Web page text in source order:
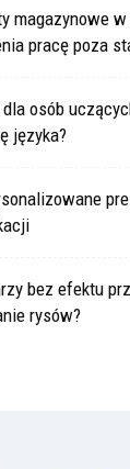
magazynowe
pracę poza
osób
języka?
bez efektu
rysów?